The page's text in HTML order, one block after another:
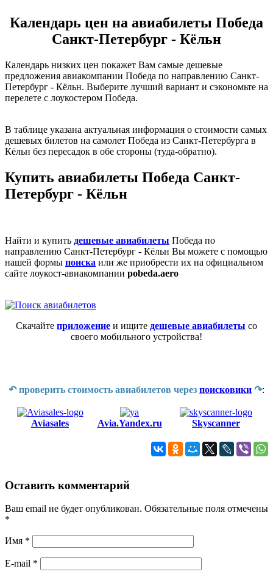
Календарь цен на авиабилеты Победа
Санкт-Петербург - Кёльн
Календарь низких цен покажет Вам самые дешевые
предложения авиакомпании Победа по направлению Санкт-
Петербург - Кёльн. Выберите лучший вариант и сэкономьте на
перелете с лоукостером Победа.
В таблице указана актуальная информация о стоимости самых
дешевых билетов на самолет Победа из Санкт-Петербурга в
Кёльн без пересадок в обе стороны (туда-обратно).
Купить авиабилеты Победа Санкт-
Петербург - Кёльн
Найти и купить дешевые авиабилеты Победа по
направлению Санкт-Петербург - Кёльн Вы можете с помощью
нашей формы поиска или же приобрести их на официальном
сайте лоукост-авиакомпании pobeda.aero
Скачайте приложение и ищите дешевые авиабилеты со
своего мобильного устройства!
↶ проверить стоимость авиабилетов через поисковики ↷:
Aviasales Avia.Yandex.ru Skyscanner
Оставить комментарий
Ваш email не будет опубликован. Обязательные поля отмечены
*
Имя *
E-mail *